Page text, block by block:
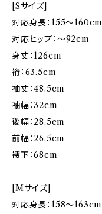
[Sサイズ]
対応身長：155〜160cm
対応ヒップ：〜92cm
身丈：126cm
裄：63.5cm
袖丈：48.5cm
袖幅：32cm
後幅：28.5cm
前幅：26.5cm
褄下：68cm
[Mサイズ]
対応身長：158〜163cm